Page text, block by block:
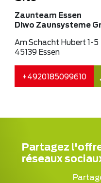
Zaunteam Essen
Diwo Zaunsysteme
Am Schacht Hubert 1-5
45139 Essen
+4920185099610
Partagez
réseaux